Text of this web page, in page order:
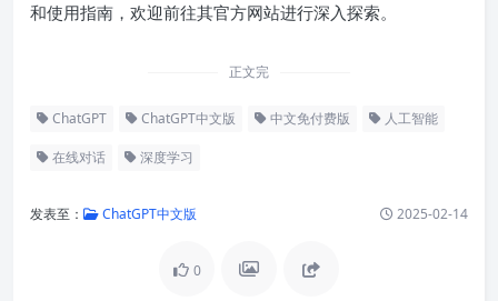
和使用指南，欢迎前往其官方网站进行深入探索。
正文完
ChatGPT ChatGPT中文版 中文免付费版 人工智能
在线对话 深度学习
发表至： ChatGPT中文版 2025-02-14
0